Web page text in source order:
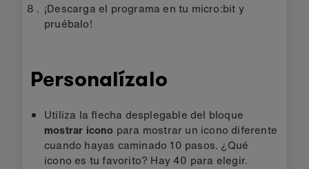
¡Descarga el programa en tu micro:bit y
pruébalo!
Personalízalo
Utiliza la flecha desplegable del bloque
mostrar icono para mostrar un icono diferente
cuando hayas caminado 10 pasos. ¿Qué
icono es tu favorito? Hay 40 para elegir.